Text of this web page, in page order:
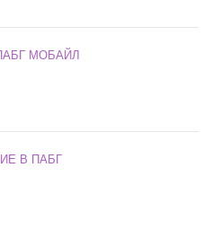
МОБАЙЛ
В ПАБГ